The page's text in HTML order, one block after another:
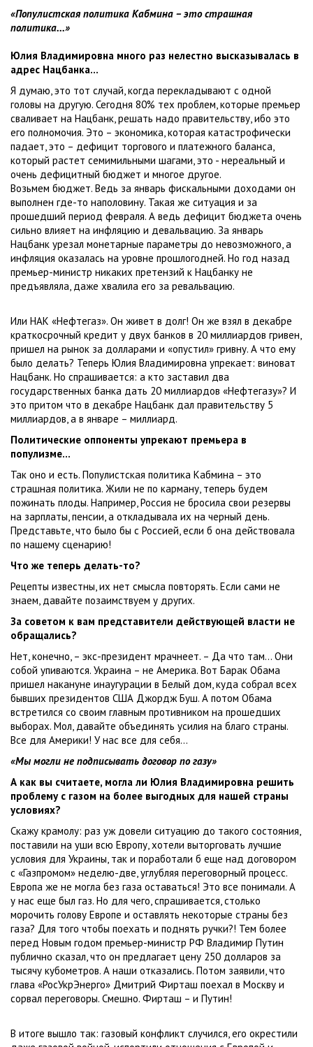
«Популистская политика Кабмина – это страшная
политика...»
Юлия Владимировна много раз нелестно высказывалась в
адрес Нацбанка…
Я думаю, это тот случай, когда перекладывают с одной
головы на другую. Сегодня 80% тех проблем, которые премьер
сваливает на Нацбанк, решать надо правительству, ибо это
его полномочия. Это – экономика, которая катастрофически
падает, это – дефицит торгового и платежного баланса,
который растет семимильными шагами, это - нереальный и
очень дефицитный бюджет и многое другое.
Возьмем бюджет. Ведь за январь фискальными доходами он
выполнен где-то наполовину. Такая же ситуация и за
прошедший период февраля. А ведь дефицит бюджета очень
сильно влияет на инфляцию и девальвацию. За январь
Нацбанк урезал монетарные параметры до невозможного, а
инфляция оказалась на уровне прошлогодней. Но год назад
премьер-министр никаких претензий к Нацбанку не
предъявляла, даже хвалила его за ревальвацию.
Или НАК «Нефтегаз». Он живет в долг! Он же взял в декабре
краткосрочный кредит у двух банков в 20 миллиардов гривен,
пришел на рынок за долларами и «опустил» гривну. А что ему
было делать? Теперь Юлия Владимировна упрекает: виноват
Нацбанк. Но спрашивается: а кто заставил два
государственных банка дать 20 миллиардов «Нефтегазу»? И
это притом что в декабре Нацбанк дал правительству 5
миллиардов, а в январе – миллиард.
Политические оппоненты упрекают премьера в
популизме…
Так оно и есть. Популистская политика Кабмина – это
страшная политика. Жили не по карману, теперь будем
пожинать плоды. Например, Россия не бросила свои резервы
на зарплаты, пенсии, а откладывала их на черный день.
Представьте, что было бы с Россией, если б она действовала
по нашему сценарию!
Что же теперь делать-то?
Рецепты известны, их нет смысла повторять. Если сами не
знаем, давайте позаимствуем у других.
За советом к вам представители действующей власти не
обращались?
Нет, конечно, – экс-президент мрачнеет. – Да что там… Они
собой упиваются. Украина – не Америка. Вот Барак Обама
пришел накануне инаугурации в Белый дом, куда собрал всех
бывших президентов США Джордж Буш. А потом Обама
встретился со своим главным противником на прошедших
выборах. Мол, давайте объединять усилия на благо страны.
Все для Америки! У нас все для себя…
«Мы могли не подписывать договор по газу»
А как вы считаете, могла ли Юлия Владимировна решить
проблему с газом на более выгодных для нашей страны
условиях?
Скажу крамолу: раз уж довели ситуацию до такого состояния,
поставили на уши всю Европу, хотели выторговать лучшие
условия для Украины, так и поработали б еще над договором
с «Газпромом» неделю-две, углубляя переговорный процесс.
Европа же не могла без газа оставаться! Это все понимали. А
у нас еще был газ. Но для чего, спрашивается, столько
морочить голову Европе и оставлять некоторые страны без
газа? Для того чтобы поехать и поднять ручки?! Тем более
перед Новым годом премьер-министр РФ Владимир Путин
публично сказал, что он предлагает цену 250 долларов за
тысячу кубометров. А наши отказались. Потом заявили, что
глава «РосУкрЭнерго» Дмитрий Фирташ поехал в Москву и
сорвал переговоры. Смешно. Фирташ – и Путин!
В итоге вышло так: газовый конфликт случился, его окрестили